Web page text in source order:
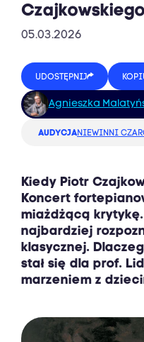
Czajkowskiego
05.03.2026
UDOSTĘPNIJ
Agnieszka
AUDYCJANIEWINNI
Kiedy Piotr
Koncert
miażdżącą
najbardziej
klasycznej.
stał się dla prof.
marzeniem z